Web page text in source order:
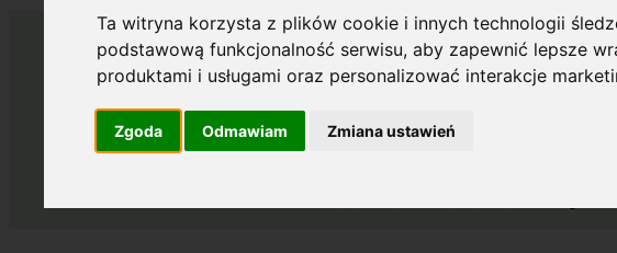
Ta witryna korzysta z plików cookie i innych technologii
podstawową funkcjonalność serwisu,aby zapewnić lepsze
produktami i usługami oraz personalizować interakcje
Zgoda Odmawiam Zmiana ustawień